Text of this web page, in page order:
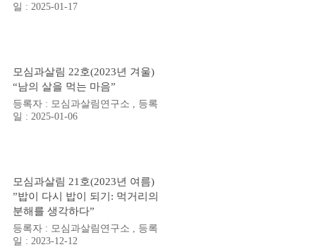
일 : 2025-01-17
모심과살림 22호(2023년 겨울)
“남의 살을 먹는 마음”
등록자 : 모심과살림연구소 , 등록
일 : 2025-01-06
모심과살림 21호(2023년 여름)
”밥이 다시 밥이 되기: 먹거리의
분해를 생각하다”
등록자 : 모심과살림연구소 , 등록
일 : 2023-12-12